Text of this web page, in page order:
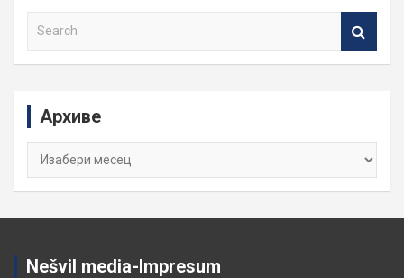
Архиве
Архиве
Nešvil media-Impresum